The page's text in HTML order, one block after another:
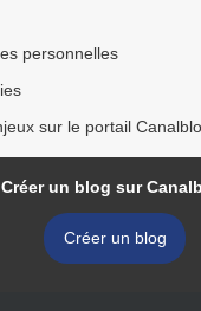
personnelles
sur le portail
Créer un blog sur
Créer un blog